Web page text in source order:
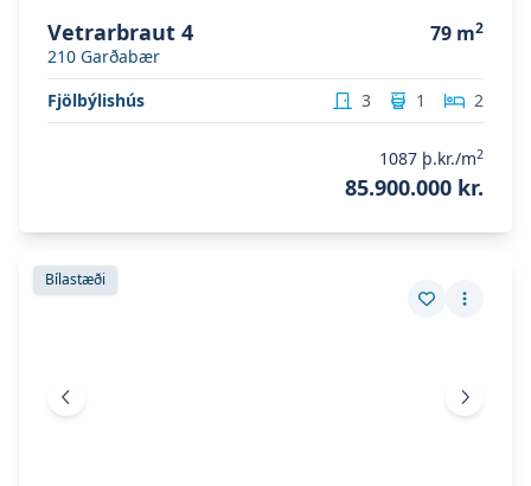
Vetrarbraut 4
210 Garðabær
79 m2
Fjölbýlishús 3 1 2
1087 þ.kr./m2
85.900.000 kr.
Skoða eignina
Bílastæði
Vista eign
Fleiri
Skoða eignina
Fyrri mynd Næsta